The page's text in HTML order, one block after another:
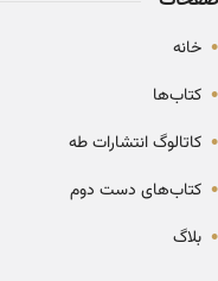
• خانه
• کتاب‌ها
• کاتالوگ انتشارات طه
• کتاب‌های دست دوم
• بلاگ